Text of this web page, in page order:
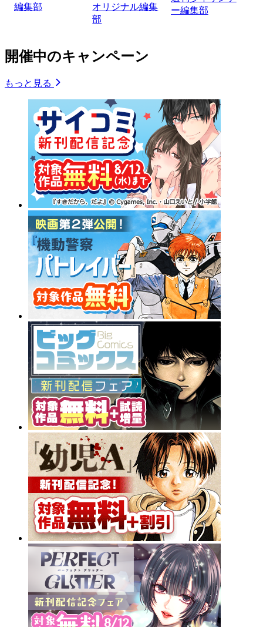
編集部
オリジナル編集
部
ー編集部
開催中のキャンペーン
もっと見る